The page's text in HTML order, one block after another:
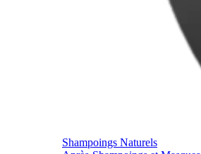
Shampoings Naturels